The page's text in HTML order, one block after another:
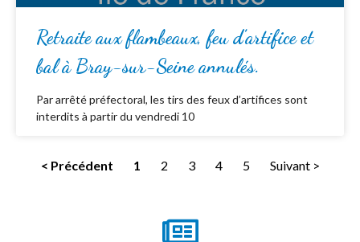
Retraite aux flambeaux, feu d’artifice et
bal à Bray-sur-Seine annulés.
Par arrêté préfectoral, les tirs des feux d’artifices sont
interdits à partir du vendredi 10
< Précédent 1 2 3 4 5 Suivant >